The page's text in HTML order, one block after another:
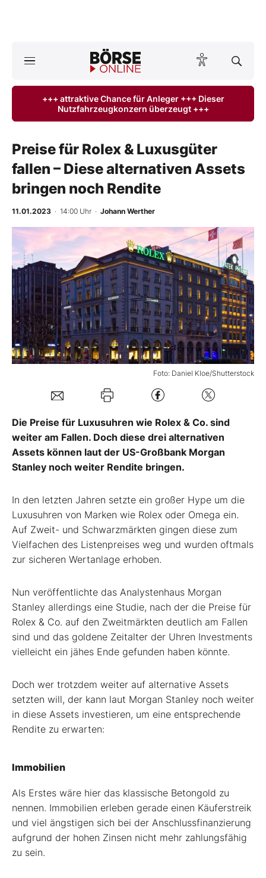
ktuelle Ausgabe BÖRSE ONLINE lesen
Anlageprodukte
Finanz-Check
Abo & Shop
BO-Musterdepots
Experten
Mein B:O
Mein Konto
+++ attraktive Chance für Anleger +++ Dieser
Nutzfahrzeugkonzern überzeugt +++
Preise für Rolex & Luxusgüter
fallen – Diese alternativen Assets
bringen noch Rendite
11.01.2023 · 14:00 Uhr · Johann Werther
Foto: Daniel Kloe/Shutterstock
-%
Die Preise für Luxusuhren wie Rolex & Co. sind
weiter am Fallen. Doch diese drei alternativen
Assets können laut der US-Großbank Morgan
Stanley noch weiter Rendite bringen.
In den letzten Jahren setzte ein großer Hype um die
Luxusuhren von Marken wie Rolex oder Omega ein.
Auf Zweit- und Schwarzmärkten gingen diese zum
Vielfachen des Listenpreises weg und wurden oftmals
zur sicheren Wertanlage erhoben.
Nun veröffentlichte das Analystenhaus Morgan
Stanley allerdings eine Studie, nach der die Preise für
Rolex & Co. auf den Zweitmärkten deutlich am Fallen
sind und das goldene Zeitalter der Uhren Investments
vielleicht ein jähes Ende gefunden haben könnte.
Doch wer trotzdem weiter auf alternative Assets
setzten will, der kann laut Morgan Stanley noch weiter
in diese Assets investieren, um eine entsprechende
Rendite zu erwarten:
Immobilien
Als Erstes wäre hier das klassische Betongold zu
nennen. Immobilien erleben gerade einen Käuferstreik
und viel ängstigen sich bei der Anschlussfinanzierung
aufgrund der hohen Zinsen nicht mehr zahlungsfähig
zu sein.